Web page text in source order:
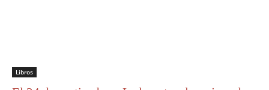
Libros